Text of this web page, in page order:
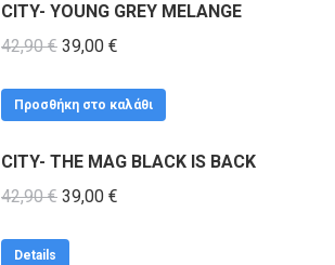
CITY- YOUNG GREY MELANGE
42,90€ Original
was:
39,00 €
τιμή
39,00 €.
Προσθήκη στο καλάθι
CITY- THE MAG BLACK IS BACK
42,90€ Original
39,00 €
Details